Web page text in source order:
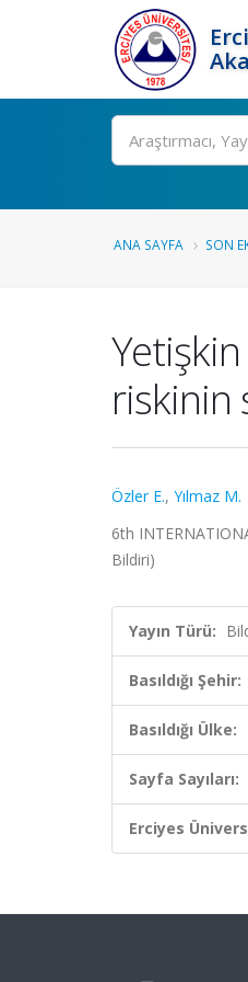
Ara
ANA SAYFA SON
riskinin
Özler E., Yılmaz M.
6th
Bildiri)
Yayın Türü:
Basıldığı Şehir:
Basıldığı Ülke:
Sayfa Sayıları:
Erciyes